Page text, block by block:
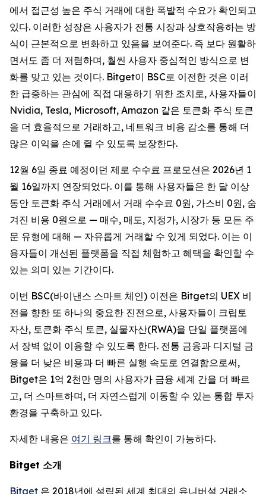
에서 접근성 높은 주식 거래에 대한 폭발적 수요가 확인되고
있다. 이러한 성장은 사용자가 전통 시장과 상호작용하는 방
식이 근본적으로 변화하고 있음을 보여준다. 즉 보다 원활하
면서도 좀 더 저렴하며, 훨씬 사용자 중심적인 방식으로 변
화를 맞고 있는 것이다. Bitget이 BSC로 이전한 것은 이러
한 급증하는 관심에 직접 대응하기 위한 조치로, 사용자들이
Nvidia, Tesla, Microsoft, Amazon 같은 토큰화 주식 토큰
을 더 효율적으로 거래하고, 네트워크 비용 감소를 통해 더
많은 이익을 손에 쥘 수 있도록 보장한다.
12월 6일 종료 예정이던 제로 수수료 프로모션은 2026년 1
월 16일까지 연장되었다. 이를 통해 사용자들은 한 달 이상
동안 토큰화 주식 거래에서 거래 수수료 0원, 가스비 0원, 숨
겨진 비용 0원으로 — 매수, 매도, 지정가, 시장가 등 모든 주
문 유형에 대해 — 자유롭게 거래할 수 있게 되었다. 이는 이
용자들이 개선된 플랫폼을 직접 체험하고 혜택을 확인할 수
있는 의미 있는 기간이다.
이번 BSC(바이낸스 스마트 체인) 이전은 Bitget의 UEX 비
전을 향한 또 하나의 중요한 진전으로, 사용자들이 크립토
자산, 토큰화 주식 토큰, 실물자산(RWA)을 단일 플랫폼에
서 장벽 없이 이용할 수 있도록 한다. 전통 금융과 디지털 금
융을 더 낮은 비용과 더 빠른 실행 속도로 연결함으로써,
Bitget은 1억 2천만 명의 사용자가 금융 세계 간을 더 빠르
고, 더 스마트하며, 더 자연스럽게 이동할 수 있는 통합 투자
환경을 구축하고 있다.
자세한 내용은 여기 링크를 통해 확인이 가능하다.
Bitget 소개
Bitget 은 2018년에 설립된 세계 최대의 유니버설 거래소